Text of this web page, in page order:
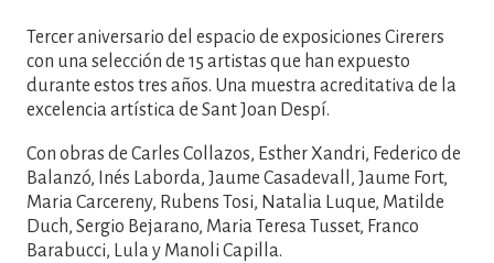
Tercer aniversario del espacio de exposiciones Cirerers
con una selección de 15 artistas que han expuesto
durante estos tres años. Una muestra acreditativa de la
excelencia artística de Sant Joan Despí.
Con obras de Carles Collazos, Esther Xandri, Federico de
Balanzó, Inés Laborda, Jaume Casadevall, Jaume Fort,
Maria Carcereny, Rubens Tosi, Natalia Luque, Matilde
Duch, Sergio Bejarano, Maria Teresa Tusset, Franco
Barabucci, Lula y Manoli Capilla.